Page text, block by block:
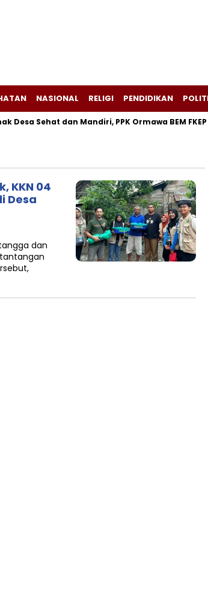
NASIONAL RELIGI PENDIDIKAN
Sehat dan Mandiri, PPK Ormawa BEM FKEP
KKN 04
Desa
dan